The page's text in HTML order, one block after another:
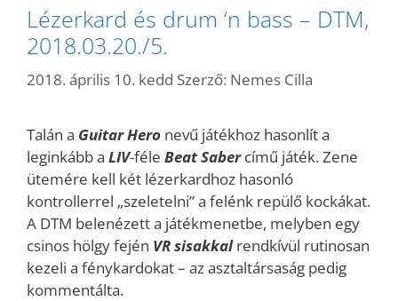
Lézerkard és drum ‘n bass – DTM,
2018.03.20./5.
2018. április 10. kedd Szerző: Nemes Cilla
Talán a Guitar Hero nevű játékhoz hasonlít a
leginkább a LIV-féle Beat Saber című játék. Zene
ütemére kell két lézerkardhoz hasonló
kontrollerrel „szeletelni” a felénk repülő kockákat.
A DTM belenézett a játékmenetbe, melyben egy
csinos hölgy fején VR sisakkalrendkívül rutinosan
kezeli a fénykardokat – az asztaltársaság pedig
kommentálta.